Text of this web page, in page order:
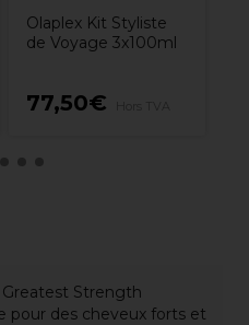
Olaplex Kit Styliste
de Voyage 3x100ml
77,50€
Strength
pour des cheveux forts et